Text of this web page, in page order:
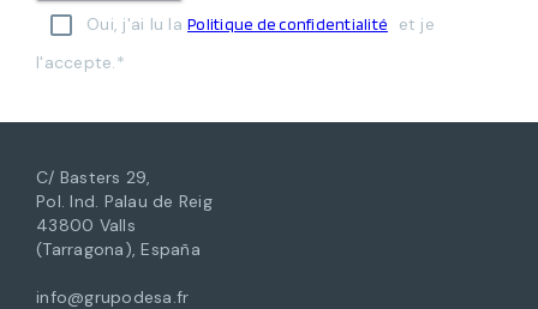
Oui, j'ai lu la Politique de confidentialité
et je
l'accepte.*
C/ Basters 29,
Pol. Ind. Palau de Reig
43800 Valls
(Tarragona), España
info@grupodesa.fr